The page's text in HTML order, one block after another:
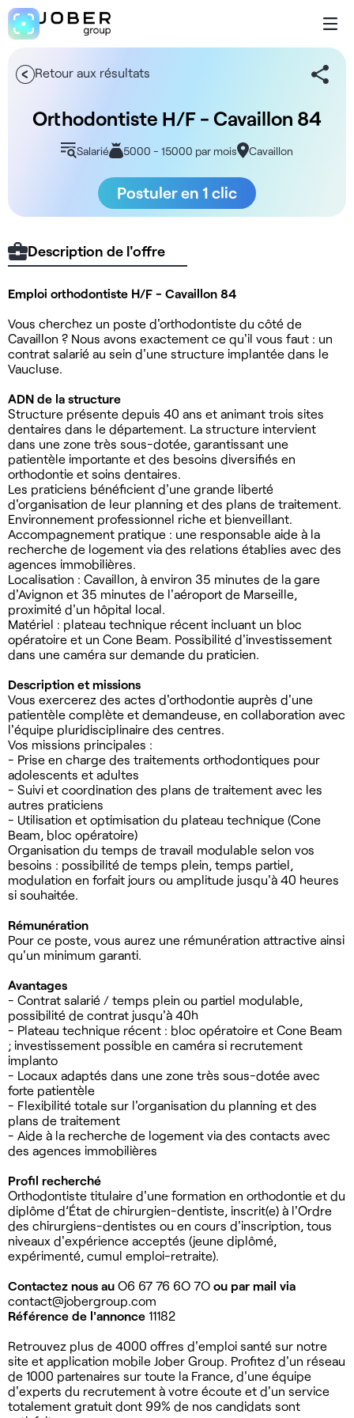
Retour aux résultats
Orthodontiste H/F - Cavaillon 84
Salarié 5000 - 15000 par mois Cavaillon
Postuler en 1 clic
Description de l'offre
Emploi orthodontiste H/F - Cavaillon 84
Vous cherchez un poste d'orthodontiste du côté de
Cavaillon ? Nous avons exactement ce qu'il vous faut : un
contrat salarié au sein d'une structure implantée dans le
Vaucluse.
ADN de la structure
Structure présente depuis 40 ans et animant trois sites
dentaires dans le département. La structure intervient
dans une zone très sous-dotée, garantissant une
patientèle importante et des besoins diversifiés en
orthodontie et soins dentaires.
Les praticiens bénéficient d'une grande liberté
d'organisation de leur planning et des plans de traitement.
Environnement professionnel riche et bienveillant.
Accompagnement pratique : une responsable aide à la
recherche de logement via des relations établies avec des
agences immobilières.
Localisation : Cavaillon, à environ 35 minutes de la gare
d'Avignon et 35 minutes de l'aéroport de Marseille,
proximité d'un hôpital local.
Matériel : plateau technique récent incluant un bloc
opératoire et un Cone Beam. Possibilité d'investissement
dans une caméra sur demande du praticien.
Description et missions
Vous exercerez des actes d'orthodontie auprès d'une
patientèle complète et demandeuse, en collaboration avec
l'équipe pluridisciplinaire des centres.
Vos missions principales :
- Prise en charge des traitements orthodontiques pour
adolescents et adultes
- Suivi et coordination des plans de traitement avec les
autres praticiens
- Utilisation et optimisation du plateau technique (Cone
Beam, bloc opératoire)
Organisation du temps de travail modulable selon vos
besoins : possibilité de temps plein, temps partiel,
modulation en forfait jours ou amplitude jusqu'à 40 heures
si souhaitée.
Rémunération
Pour ce poste, vous aurez une rémunération attractive ainsi
qu'un minimum garanti.
Avantages
- Contrat salarié / temps plein ou partiel modulable,
possibilité de contrat jusqu'à 40h
- Plateau technique récent : bloc opératoire et Cone Beam
; investissement possible en caméra si recrutement
implanto
- Locaux adaptés dans une zone très sous-dotée avec
forte patientèle
- Flexibilité totale sur l'organisation du planning et des
plans de traitement
- Aide à la recherche de logement via des contacts avec
des agences immobilières
Profil recherché
Orthodontiste titulaire d'une formation en orthodontie et du
diplôme d’État de chirurgien-dentiste, inscrit(e) à l'Ordre
des chirurgiens-dentistes ou en cours d'inscription, tous
niveaux d'expérience acceptés (jeune diplômé,
expérimenté, cumul emploi-retraite).
Contactez nous au O6 67 76 6O 7O ou par mail via
contact@jobergroup.com
Référence de l'annonce 11182
Retrouvez plus de 4000 offres d'emploi santé sur notre
site et application mobile Jober Group. Profitez d'un réseau
de 1000 partenaires sur toute la France, d'une équipe
d'experts du recrutement à votre écoute et d'un service
totalement gratuit dont 99% de nos candidats sont